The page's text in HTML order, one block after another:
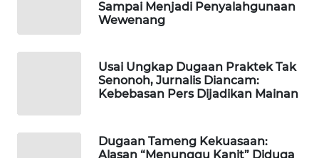
Sampai Menjadi Penyalahgunaan
Wewenang
Usai Ungkap Dugaan Praktek Tak
Senonoh, Jurnalis Diancam:
Kebebasan Pers Dijadikan Mainan
Dugaan Tameng Kekuasaan:
Alasan “Menunggu Kanit” Diduga
METRO